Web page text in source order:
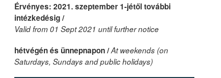
Érvényes: 2021. szeptember 1-jétől további
intézkedésig /
Valid from 01 Sept 2021 until further notice
hétvégén és ünnepnapon /At weekends (on
Saturdays, Sundays and public holidays)